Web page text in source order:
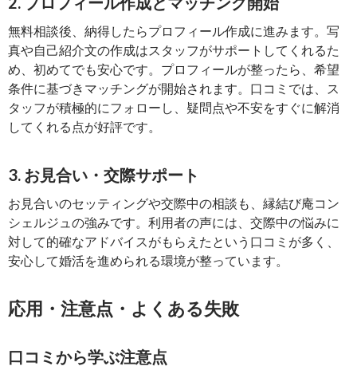
無料相談後、納得したらプロフィール作成に進みます。写
真や自己紹介文の作成はスタッフがサポートしてくれるた
め、初めてでも安心です。プロフィールが整ったら、希望
条件に基づきマッチングが開始されます。口コミでは、ス
タッフが積極的にフォローし、疑問点や不安をすぐに解消
してくれる点が好評です。
3. お見合い・交際サポート
お見合いのセッティングや交際中の相談も、縁結び庵コン
シェルジュの強みです。利用者の声には、交際中の悩みに
対して的確なアドバイスがもらえたという口コミが多く、
安心して婚活を進められる環境が整っています。
応用・注意点・よくある失敗
口コミから学ぶ注意点